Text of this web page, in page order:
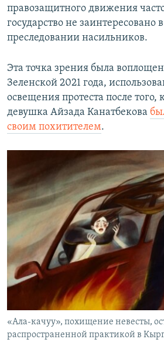
правозащитного движения
государство не заинтересовано
преследовании насильников.
Эта точка зрения была
Зеленской 2021 года,
освещения протеста после того,
девушка Айзада Канатбекова
своим похитителем.
«Ала-качуу», похищение невесты,
распространенной практикой в